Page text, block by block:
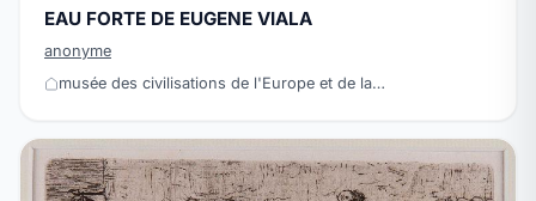
EAU FORTE DE EUGENE VIALA
anonyme
musée des civilisations de l'Europe et de la…